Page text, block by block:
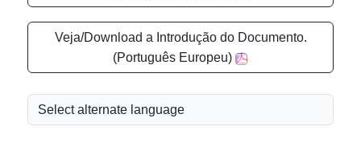
Veja/Download a Introdução do Documento.
(Português Europeu)